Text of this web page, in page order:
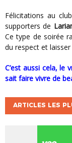
Félicitations au
supporters de
Ce type de soirée
du respect et
C’est aussi cela, le vrai football : un sport qui, au-delà du résultat,
sait faire vivre de
ARTICLES LES